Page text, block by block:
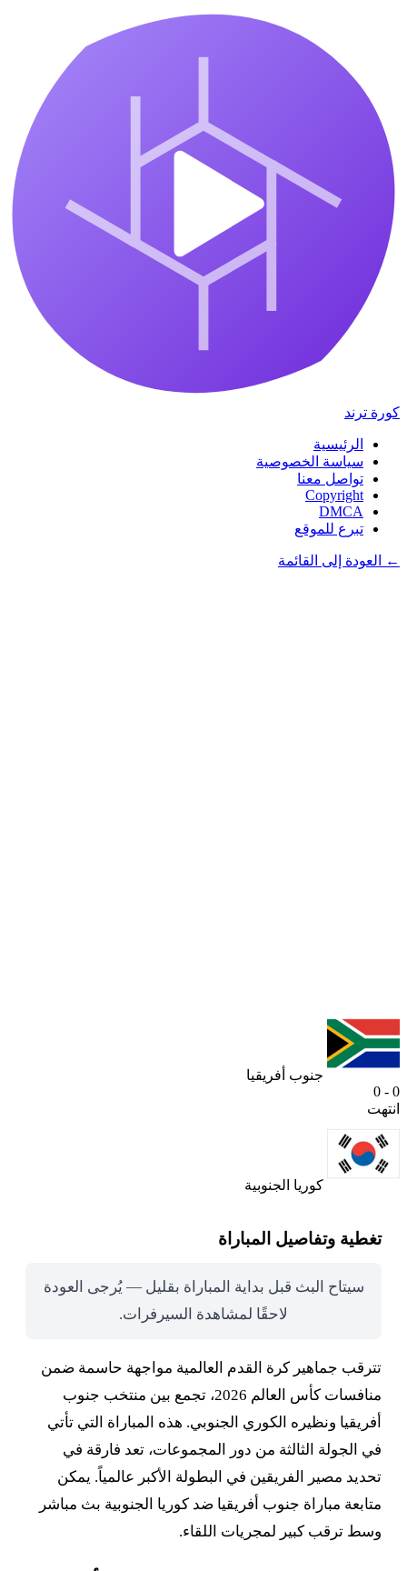
كورة ترند
الرئيسية
سياسة الخصوصية
تواصل معنا
Copyright
DMCA
تبرع للموقع
← العودة إلى القائمة
جنوب أفريقيا
0 - 0
انتهت
كوريا الجنوبية
تغطية وتفاصيل المباراة
سيتاح البث قبل بداية المباراة بقليل — يُرجى العودة
لاحقًا لمشاهدة السيرفرات.
تترقب جماهير كرة القدم العالمية مواجهة حاسمة ضمن
منافسات كأس العالم 2026، تجمع بين منتخب جنوب
أفريقيا ونظيره الكوري الجنوبي. هذه المباراة التي تأتي
في الجولة الثالثة من دور المجموعات، تعد فارقة في
تحديد مصير الفريقين في البطولة الأكبر عالمياً. يمكن
متابعة مباراة جنوب أفريقيا ضد كوريا الجنوبية بث مباشر
وسط ترقب كبير لمجريات اللقاء.